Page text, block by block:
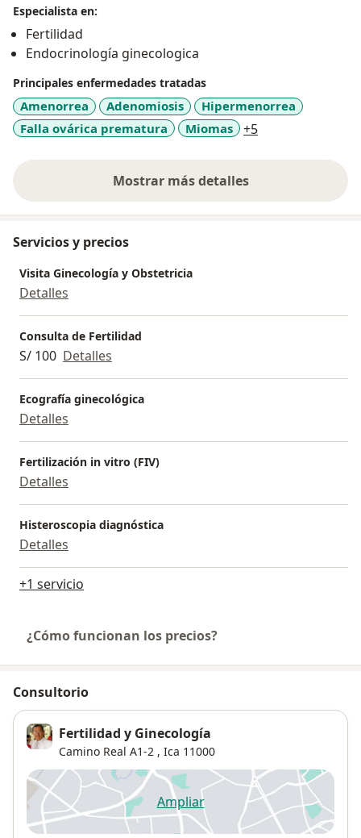
Especialista en:
Fertilidad
Endocrinología ginecologica
Principales enfermedades tratadas
Amenorrea Adenomiosis
Hipermenorrea
Falla ovárica prematura
Miomas +5
Mostrar más detalles
sobre la experiencia
Servicios y precios
Visita Ginecología y Obstetricia
Detalles
Consulta de Fertilidad
S/ 100 Detalles
Ecografía ginecológica
Detalles
Fertilización in vitro (FIV)
Detalles
Histeroscopia diagnóstica
Detalles
+1 servicio
¿Cómo funcionan los precios?
Consultorio
Fertilidad y Ginecología
Camino Real A1-2 , Ica 11000
Ampliarse abre en una nueva